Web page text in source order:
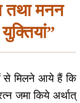
तथा मनन
से मिलने आये हैं कि
जमा किये अर्थात्